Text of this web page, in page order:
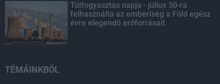
Túlfogyasztás napja - július 30-ra
felhasználta az emberiség a Föld egész
évre elegendő erőforrásait
TÉMÁINKBÓL